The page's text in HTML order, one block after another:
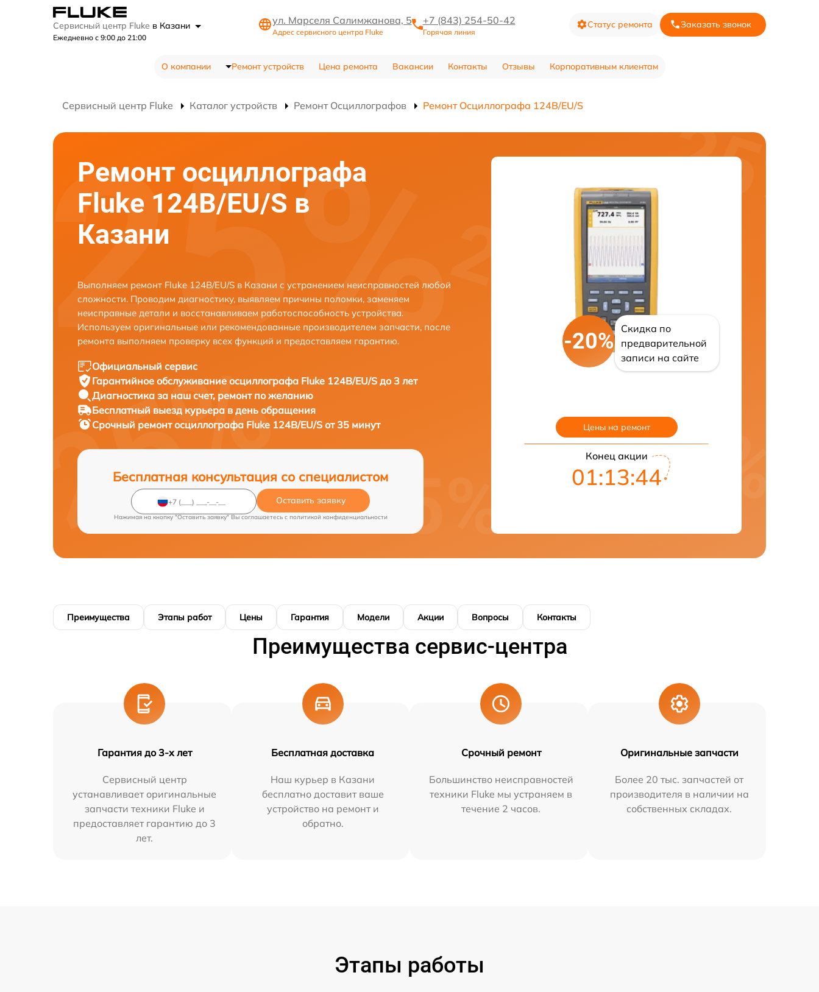
Сервисный центр Fluke в Казани
Ежедневно с 9:00 до 21:00
ул. Марселя Салимжанова, 5
Адрес сервисного центра Fluke
+7 (843) 254-50-42
Горячая линия
Статус ремонта Заказать звонок
О компании Ремонт устройств Цена ремонта Вакансии Контакты Отзывы Корпоративным клиентам
Сервисный центр Fluke Каталог устройств Ремонт Осциллографов Ремонт Осциллографа 124B/EU/S
Ремонт осциллографа
Fluke 124B/EU/S в
Казани
Выполняем ремонт Fluke 124B/EU/S в Казани с устранением неисправностей любой
сложности. Проводим диагностику, выявляем причины поломки, заменяем
неисправные детали и восстанавливаем работоспособность устройства.
Используем оригинальные или рекомендованные производителем запчасти, после
ремонта выполняем проверку всех функций и предоставляем гарантию.
Официальный сервис
Гарантийное обслуживание осциллографа Fluke 124B/EU/S до 3 лет
Диагностика за наш счет, ремонт по желанию
Бесплатный выезд курьера в день обращения
Срочный ремонтосциллографа Fluke 124B/EU/S от 35 минут
Бесплатная консультация со специалистом
Оставить заявку
Нажимая на кнопку "Оставить заявку" Вы соглашаетесь c политикой конфиденциальности
-20%
Скидка по
предварительной
записи на сайте
Цены на ремонт
Конец акции
01:13:42
Преимущества Этапы работ Цены Гарантия Модели Акции Вопросы Контакты
Преимущества сервис-центра
Гарантия до 3-х лет
Сервисный центр
устанавливает оригинальные
запчасти техники Fluke и
предоставляет гарантию до 3
лет.
Бесплатная доставка
Наш курьер в Казани
бесплатно доставит ваше
устройство на ремонт и
обратно.
Срочный ремонт
Большинство неисправностей
техники Fluke мы устраняем в
течение 2 часов.
Оригинальные запчасти
Более 20 тыс. запчастей от
производителя в наличии на
собственных складах.
Этапы работы